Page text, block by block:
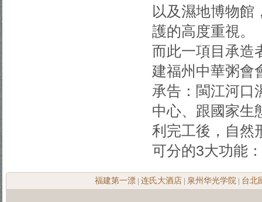
以及濕地博物館
護的高度重視。
而此一項目承造
建福州中華粥會
承告：閩江河口
中心、跟國家生
利完工後，自然
可分的3大功能
福建第一漂 连氏大酒店 泉州华光学院 台北